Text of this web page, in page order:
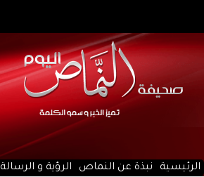
الرئيسية نبذة عن النماص الرؤية و الرسالة